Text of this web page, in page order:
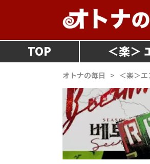
TOP ＜楽＞
オトナの毎日 > ＜楽＞エ